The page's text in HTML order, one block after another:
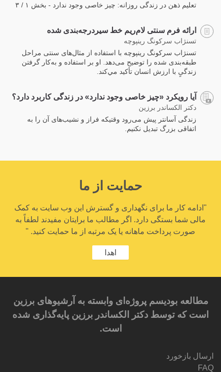
تعلیم ذهن در زندگی روزانه: چیز خاصی وجود ندارد - بخش ۱ / ۳
ارائه فرم سنتی لام‌ریم خط سیردرجه‌بندی شده
تسنژاب سرکونگ رینپوچه
تسنژاب سرکونگ رینپوچه با استفاده از مثال‌های سنتی مراحل
طبقه‌بندی شده را توضیح می‌دهد. او بر استفاده و به‌کار گرفتن
زندگیٍ با ارزش انسان تأکید مي‌کند.
آیا رویکرد «چیز خاصی وجود ندارد» در زندگی کاربرد دارد؟
دکتر الکساندر برزین
زندگی آسانتر پیش می‌رود وقتیکه فراز و نشیب‌های آن را به
اتفاقی بزرگ تبدیل نکنیم.
حمایت از ما
"ادامه کار ما برای نگهداری و گسترش این وب سایت به کمک
مالی شما بستگی دارد. اگر مطالب ما برایتان مفیدند لطفاً به
صورت پرداخت ماهانه یا یک مرتبه از ما حمایت کنید. "
اهدا
مطالعه بودیسم پروژه‌ای وابسته به آرشیوهای برزین
است که توسط دکتر الکساندر برزین پایه‌گذاری شده
است.
ارسال بازخورد
FAQ